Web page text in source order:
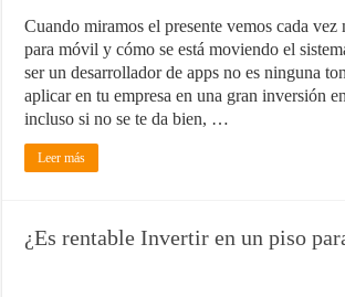
Cuando miramos el presente vemos cada vez
para móvil y cómo se está moviendo el
ser un desarrollador de apps no es ninguna
aplicar en tu empresa en una gran inversión
incluso si no se te da bien, …
Leer más
¿Es rentable Invertir en un piso